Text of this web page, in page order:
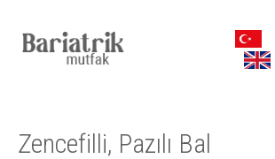
Zencefilli, Pazılı Bal